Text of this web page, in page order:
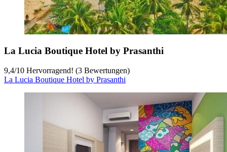
La Lucia Boutique Hotel by Prasanthi
9,4/10 Hervorragend! (3 Bewertungen)
La Lucia Boutique Hotel by Prasanthi